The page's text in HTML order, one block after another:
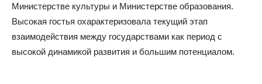
Министерстве культуры и Министерстве образования.
Высокая гостья охарактеризовала текущий этап
взаимодействия между государствами как период с
высокой динамикой развития и большим потенциалом.